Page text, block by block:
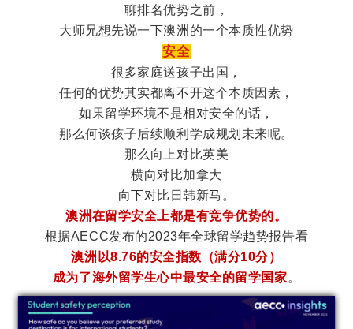
聊排名优势之前，
大师兄想先说一下澳洲的一个本质性优势
安全
很多家庭送孩子出国，
任何的优势其实都离不开这个本质因素，
如果留学环境不是相对安全的话，
那么何谈孩子后续顺利学成规划未来呢。
那么向上对比英美
横向对比加拿大
向下对比日韩新马。
澳洲在留学安全上都是有竞争优势的。
根据AECC发布的2023年全球留学趋势报告看
澳洲以8.76的安全指数（满分10分）
成为了海外留学生心中最安全的留学国家。